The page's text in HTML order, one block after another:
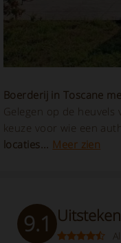
Boerderij in Toscane
Gelegen op de heuvels
keuze voor wie een
locaties... Meer zien
9.1